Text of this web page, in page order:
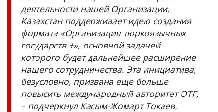
деятельности нашей Организации.
Казахстан поддерживает идею создания
формата «Организация тюркоязычных
государств +», основной задачей
которого будет дальнейшее расширение
нашего сотрудничества. Эта инициатива,
безусловно, призвана еще больше
повысить международный авторитет ОТГ,
– подчеркнул Касым-Жомарт Токаев.